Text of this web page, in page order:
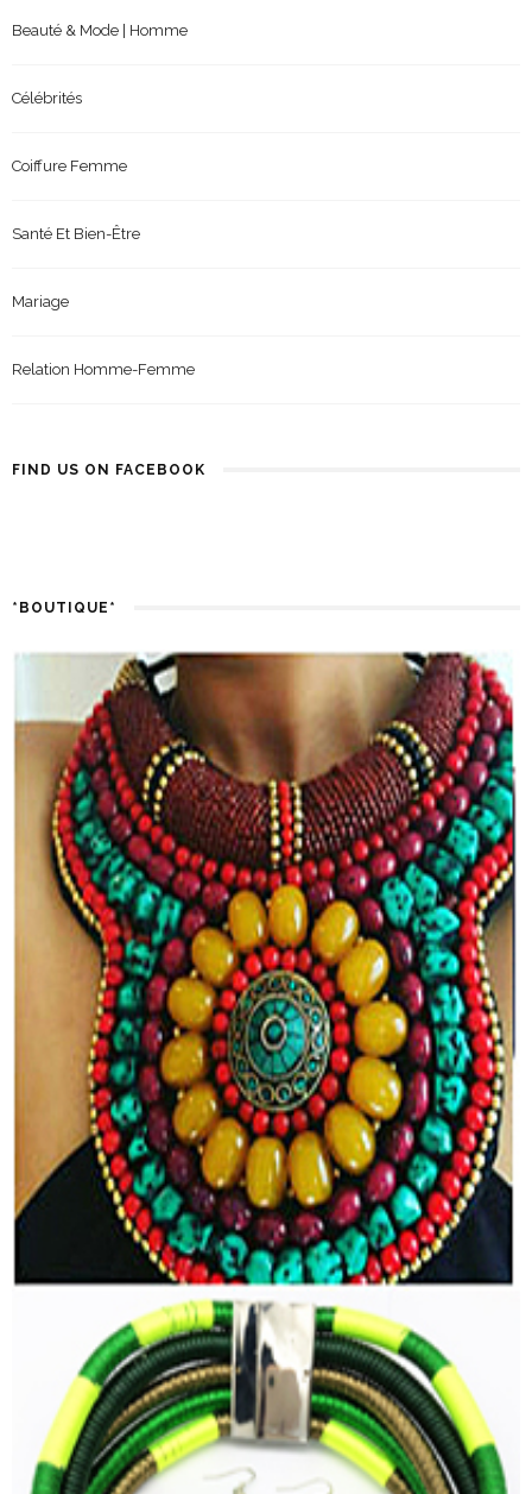
Beauté & Mode | Homme
Célébrités
Coiffure Femme
Santé Et Bien-Être
Mariage
Relation Homme-Femme
FIND US ON FACEBOOK
*BOUTIQUE*